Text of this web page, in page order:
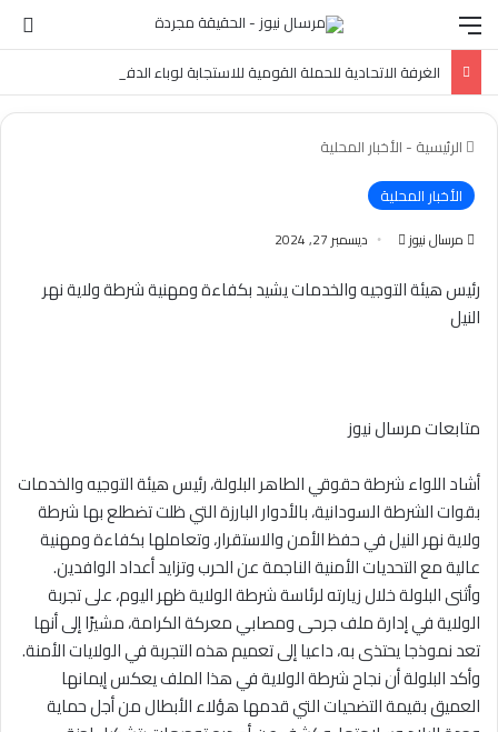
القائمة
الرئيسية - الأخبار المحلية
الأخبار المحلية
مرسال نيوز
أرسل
إلكترونيا
ديسمبر 27, 2024
رئيس هيئة التوجيه والخدمات يشيد بكفاءة ومهنية شرطة ولاية نهر
النيل
متابعات مرسال نيوز
أشاد اللواء شرطة حقوقي الطاهر البلولة، رئيس هيئة التوجيه والخدمات
بقوات الشرطة السودانية، بالأدوار البارزة التي ظلت تضطلع بها شرطة
ولاية نهر النيل في حفظ الأمن والاستقرار، وتعاملها بكفاءة ومهنية
عالية مع التحديات الأمنية الناجمة عن الحرب وتزايد أعداد الوافدين.
وأثنى البلولة خلال زيارته لرئاسة شرطة الولاية ظهر اليوم، على تجربة
الولاية في إدارة ملف جرحى ومصابي معركة الكرامة، مشيرًا إلى أنها
تعد نموذجا يحتذى به، داعيا إلى تعميم هذه التجربة في الولايات الأمنة.
وأكد البلولة أن نجاح شرطة الولاية في هذا الملف يعكس إيمانها
العميق بقيمة التضحيات التي قدمها هؤلاء الأبطال من أجل حماية